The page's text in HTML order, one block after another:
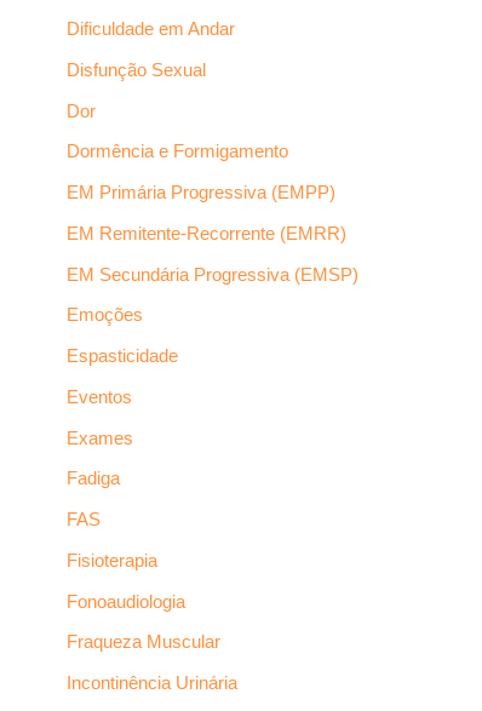
Dificuldade em Andar
Disfunção Sexual
Dor
Dormência e Formigamento
EM Primária Progressiva (EMPP)
EM Remitente-Recorrente (EMRR)
EM Secundária Progressiva (EMSP)
Emoções
Espasticidade
Eventos
Exames
Fadiga
FAS
Fisioterapia
Fonoaudiologia
Fraqueza Muscular
Incontinência Urinária